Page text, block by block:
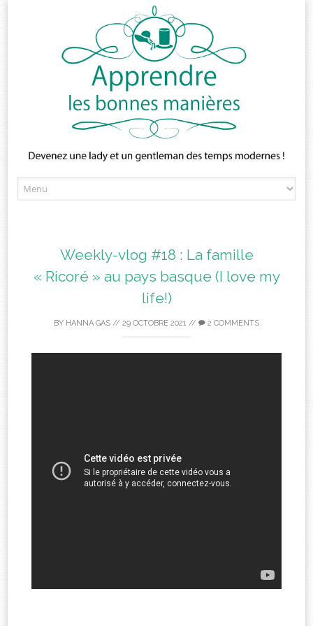
to
Weekly-vlog #18 : La famille
« Ricoré » au pays basque (I love my
life!)
BY HANNA GAS // 29 OCTOBRE 2021 // 2 COMMENTS